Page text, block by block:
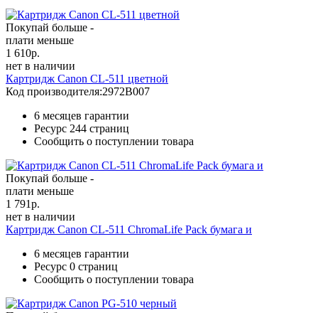
Покупай больше -
плати меньше
1 610р.
нет в наличии
Картридж Canon CL-511 цветной
Код производителя:2972B007
6 месяцев гарантии
Ресурс 244 страниц
Сообщить о поступлении товара
Покупай больше -
плати меньше
1 791р.
нет в наличии
Картридж Canon CL-511 ChromaLife Pack бумага и
6 месяцев гарантии
Ресурс 0 страниц
Сообщить о поступлении товара